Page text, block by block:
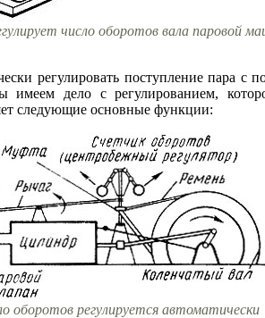
число оборотов вала паровой
регулировать поступление пара с
дело с регулированием,
следующие основные функции:
оборотов регулируется автоматически